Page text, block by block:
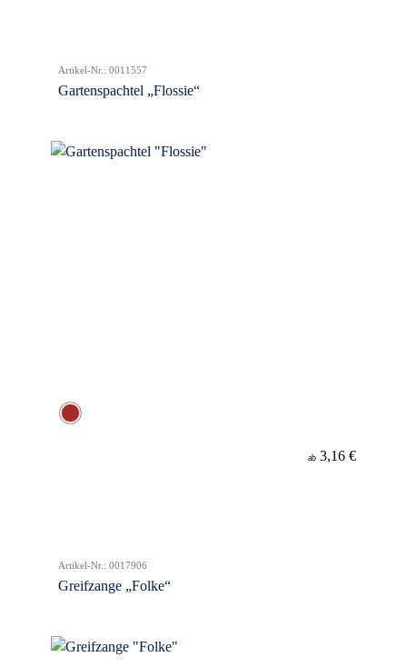
Artikel-Nr.: 0011557
Gartenspachtel „Flossie“
ab 3,16 €
Artikel-Nr.: 0017906
Greifzange „Folke“